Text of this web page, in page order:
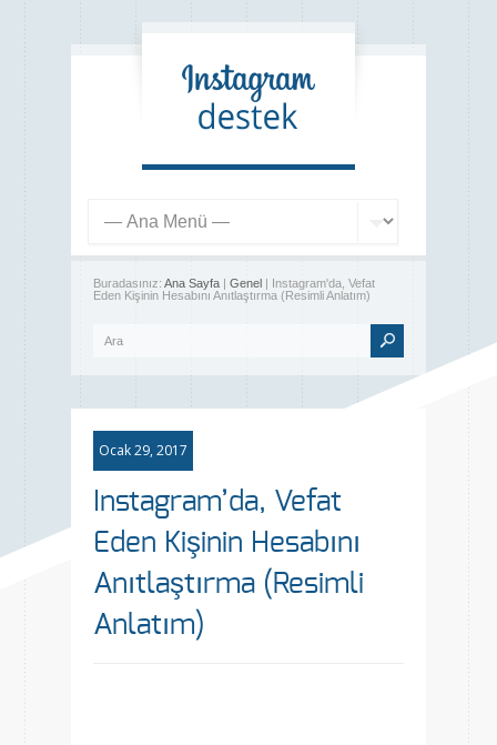
Buradasınız: Ana Sayfa | Genel | Instagram'da, Vefat
Eden Kişinin Hesabını Anıtlaştırma (Resimli Anlatım)
Ocak 29, 2017
Instagram’da, Vefat
Eden Kişinin Hesabını
Anıtlaştırma (Resimli
Anlatım)